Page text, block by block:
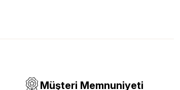
Müşteri Memnuniyeti